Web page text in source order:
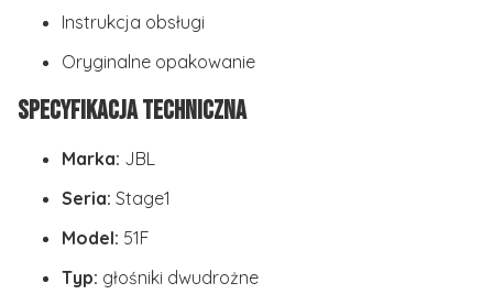
Instrukcja obsługi
Oryginalne opakowanie
Specyfikacja techniczna
Marka: JBL
Seria: Stage1
Model: 51F
Typ: głośniki dwudrożne